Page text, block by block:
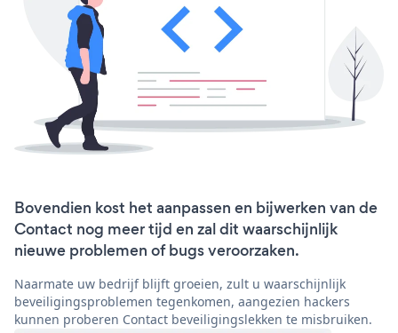
Bovendien kost het aanpassen en bijwerken van de
Contact nog meer tijd en zal dit waarschijnlijk
nieuwe problemen of bugs veroorzaken.
Naarmate uw bedrijf blijft groeien, zult u waarschijnlijk
beveiligingsproblemen tegenkomen, aangezien hackers
kunnen proberen Contact beveiligingslekken te misbruiken.